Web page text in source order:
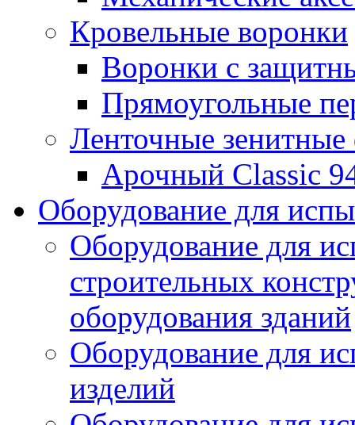
Кровельные воронки
Воронки с
Прямоугольные
Ленточные
Арочный Classic
Оборудование для
Оборудование для
строительных
оборудования зданий
Оборудование для
изделий